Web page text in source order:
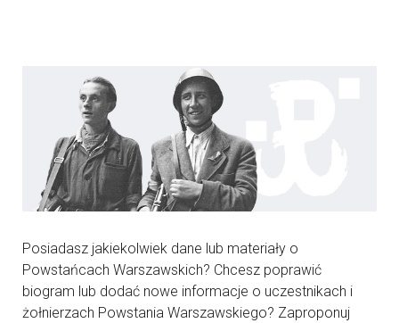
Posiadasz jakiekolwiek dane lub materiały o
Powstańcach Warszawskich? Chcesz poprawić
biogram lub dodać nowe informacje o uczestnikach i
żołnierzach Powstania Warszawskiego? Zaproponuj